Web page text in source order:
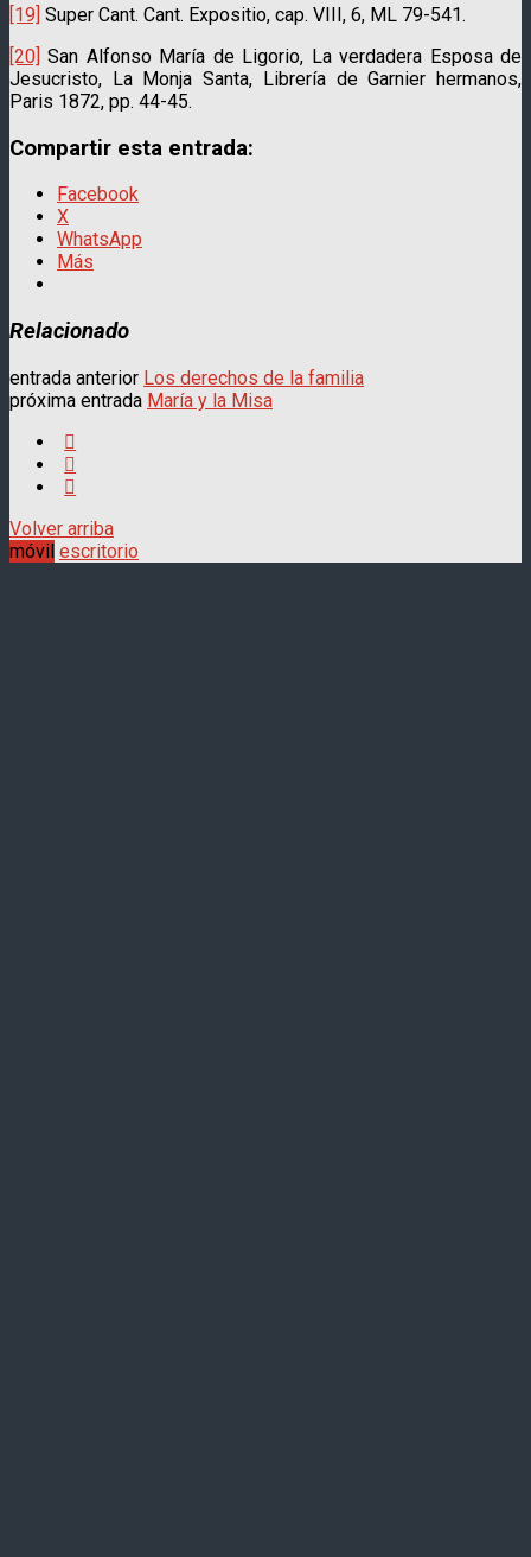
[19] Super Cant. Cant. Expositio, cap. VIII, 6, ML 79-541.
[20] San Alfonso María de Ligorio, La verdadera Esposa de
Jesucristo, La Monja Santa, Librería de Garnier hermanos,
Paris 1872, pp. 44-45.
Compartir esta entrada:
Facebook
X
WhatsApp
Más
Relacionado
entrada anterior Los derechos de la familia
próxima entrada María y la Misa
Volver arriba
móvil escritorio